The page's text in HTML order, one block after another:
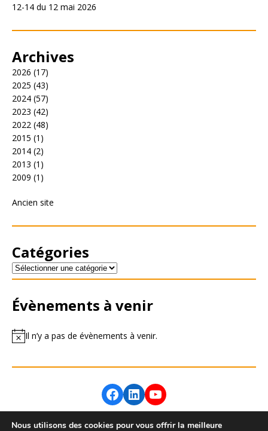
12-14 du 12 mai 2026
Archives
2026 (17)
2025 (43)
2024 (57)
2023 (42)
2022 (48)
2015 (1)
2014 (2)
2013 (1)
2009 (1)
Ancien site
Catégories
Évènements à venir
Il n’y a pas de évènements à venir.
Nous utilisons des cookies pour vous offrir la meilleure